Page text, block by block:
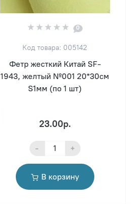
0
Код товара: 005142
Фетр жесткий Китай SF-
1943, желтый №001 20*30см
S1мм (по 1 шт)
23.00р.
- +
В корзину